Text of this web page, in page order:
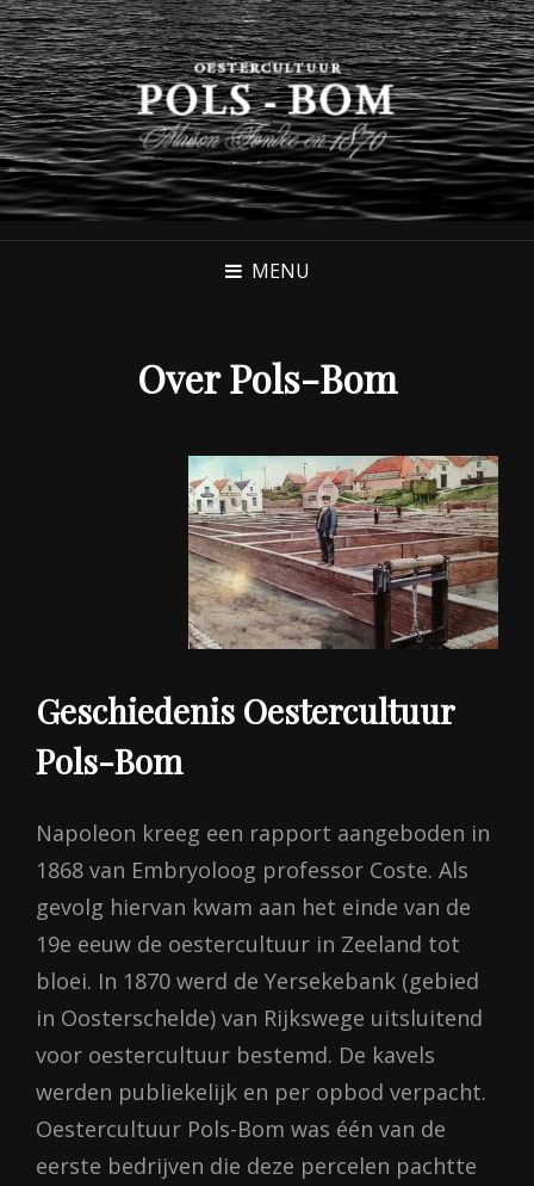
MENU
Over Pols-Bom
Geschiedenis Oestercultuur
Pols-Bom
Napoleon kreeg een rapport aangeboden in
1868 van Embryoloog professor Coste. Als
gevolg hiervan kwam aan het einde van de
19e eeuw de oestercultuur in Zeeland tot
bloei. In 1870 werd de Yersekebank (gebied
in Oosterschelde) van Rijkswege uitsluitend
voor oestercultuur bestemd. De kavels
werden publiekelijk en per opbod verpacht.
Oestercultuur Pols-Bom was één van de
eerste bedrijven die deze percelen pachtte